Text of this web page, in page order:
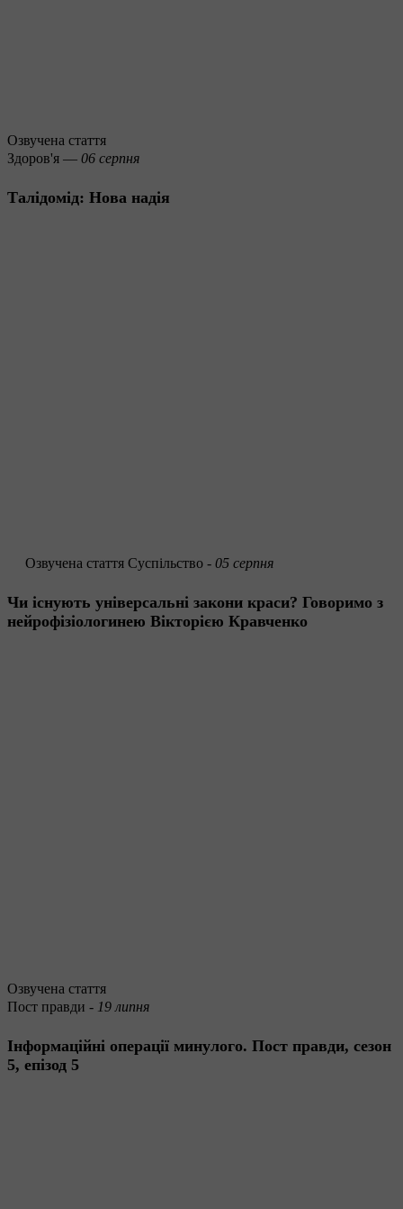
Озвучена стаття
Здоров'я — 06 серпня
Талідомід: Нова надія
Озвучена стаття Суспільство - 05 серпня
Чи існують універсальні закони краси? Говоримо з
нейрофізіологинею Вікторією Кравченко
Озвучена стаття
Пост правди - 19 липня
Інформаційні операції минулого. Пост правди, сезон
5, епізод 5